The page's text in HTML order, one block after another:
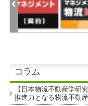
コラム
【日本物流不動産学研
推進力となる物流不動